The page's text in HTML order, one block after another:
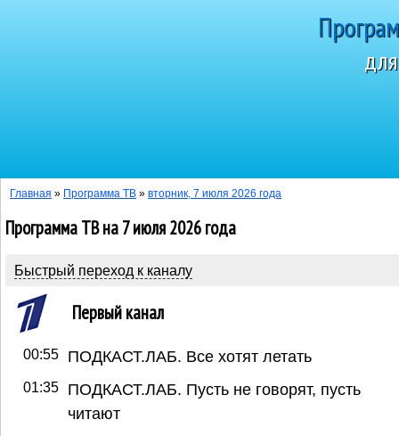
Главная » Программа ТВ » вторник, 7 июля 2026 года
Программа ТВ на 7 июля 2026 года
Быстрый переход к каналу
Первый канал
00:55 ПОДКАСТ.ЛАБ. Все хотят летать
01:35
ПОДКАСТ.ЛАБ. Пусть не говорят, пусть
читают